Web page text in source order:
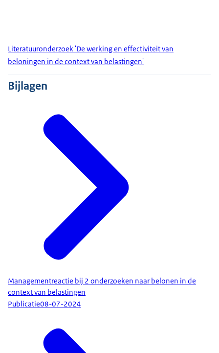
Literatuuronderzoek 'De werking en effectiviteit van
beloningen in de context van belastingen'
Bijlagen
Managementreactie bij 2 onderzoeken naar belonen in de
context van belastingen
Publicatie08-07-2024